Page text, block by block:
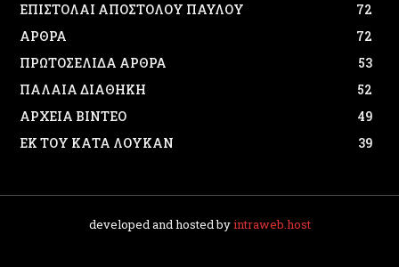
ΕΠΙΣΤΟΛΑΙ ΑΠΟΣΤΟΛΟΥ ΠΑΥΛΟΥ
72
ΑΡΘΡΑ
72
ΠΡΩΤΟΣΕΛΙΔΑ ΑΡΘΡΑ
53
ΠΑΛΑΙΑ ΔΙΑΘΗΚΗ
52
ΑΡΧΕΙΑ ΒΙΝΤΕΟ
49
ΕΚ ΤΟΥ ΚΑΤΑ ΛΟΥΚΑΝ
39
developed and hosted byintraweb.host